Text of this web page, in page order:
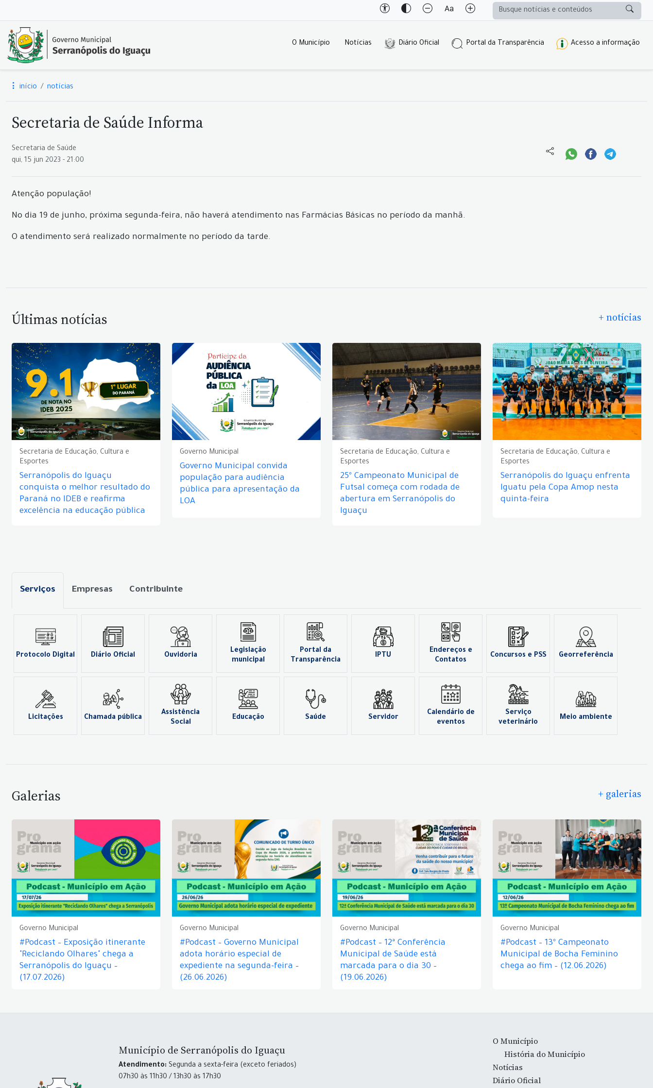
O Município Notícias Diário Oficial Portal da Transparência Acesso a informação
início notícias
Secretaria de Saúde Informa
Secretaria de Saúde
qui, 15 jun 2023 - 21:00
Atenção população!
No dia 19 de junho, próxima segunda-feira, não haverá atendimento nas Farmácias Básicas no período da manhã.
O atendimento será realizado normalmente no período da tarde.
Últimas notícias + notícias
Secretaria de Educação, Cultura e
Esportes
Serranópolis do Iguaçu
conquista o melhor resultado do
Paraná no IDEB e reafirma
excelência na educação pública
Governo Municipal
Governo Municipal convida
população para audiência
pública para apresentação da
LOA
Secretaria de Educação, Cultura e
Esportes
25º Campeonato Municipal de
Futsal começa com rodada de
abertura em Serranópolis do
Iguaçu
Secretaria de Educação, Cultura e
Esportes
Serranópolis do Iguaçu enfrenta
Iguatu pela Copa Amop nesta
quinta-feira
Serviços Empresas Contribuinte
Protocolo Digital Diário Oficial Ouvidoria
Legislação
municipal
Portal da
Transparência
IPTU
Endereços e
Contatos
Concursos e PSS Georreferência
Licitações Chamada pública
Assistência
Social
Educação Saúde Servidor
Calendário de
eventos
Serviço
veterinário
Meio ambiente
Galerias + galerias
Governo Municipal
#Podcast – Exposição itinerante
"Reciclando Olhares" chega a
Serranópolis do Iguaçu –
(17.07.2026)
Governo Municipal
#Podcast – Governo Municipal
adota horário especial de
expediente na segunda-feira –
(26.06.2026)
Governo Municipal
#Podcast – 12ª Conferência
Municipal de Saúde está
marcada para o dia 30 –
(19.06.2026)
Governo Municipal
#Podcast – 13º Campeonato
Municipal de Bocha Feminino
chega ao fim – (12.06.2026)
Município de Serranópolis do Iguaçu
Atendimento: Segunda a sexta-feira (exceto feriados)
07h30 às 11h30 / 13h30 às 17h30
O Município
História do Município
Notícias
Diário Oficial